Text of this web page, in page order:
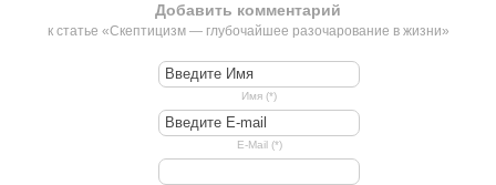
Добавить комментарий
к статье «Скептицизм — глубочайшее разочарование в жизни»
Имя (*)
E-Mail (*)